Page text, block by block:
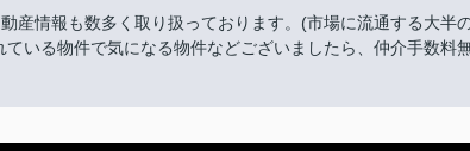
産情報も数多く取り扱っております。(市場に流通する大半
いる物件で気になる物件などございましたら、仲介手数料